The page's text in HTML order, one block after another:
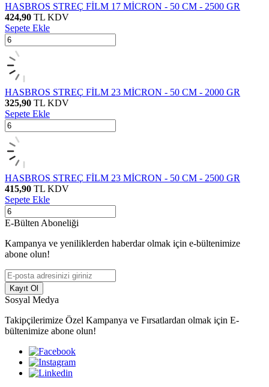
HASBROS STREÇ FİLM 17 MİCRON - 50 CM - 2500 GR
424,90 TL KDV
Sepete Ekle
HASBROS STREÇ FİLM 23 MİCRON - 50 CM - 2000 GR
325,90 TL KDV
Sepete Ekle
HASBROS STREÇ FİLM 23 MİCRON - 50 CM - 2500 GR
415,90 TL KDV
Sepete Ekle
E-Bülten Aboneliği
Kampanya ve yeniliklerden haberdar olmak için e-bültenimize
abone olun!
Kayıt Ol
Sosyal Medya
Takipçilerimize Özel Kampanya ve Fırsatlardan olmak için E-
bültenimize abone olun!